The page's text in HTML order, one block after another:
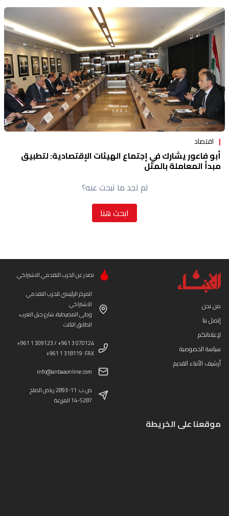
اقتصاد
أبو فاعور يشارك في إجتماع الهيئات الإقتصادية: لتطبيق
مبدأ المعاملة بالمثل
لم تجد ما تبحث عنه؟
ابحث هنا
من نحن
إتصل بنا
لإعلاناتكم
سياسة الخصوصية
أرشيف الأنباء القديم
تصدر عن الحزب التقدمي الاشتراكي
المركز الرئيسي للحزب التقدمي
الاشتراكي
وطى المصيطبة، شارع جبل العرب،
الطابق الثالث
+961 1 309123 / +961 3 070124
+961 1 318119 :FAX
info@anbaaonline.com
ص.ب: 11-2893 رياض الصلح
14-5287 المزرعة
موقعنا على الخريطة